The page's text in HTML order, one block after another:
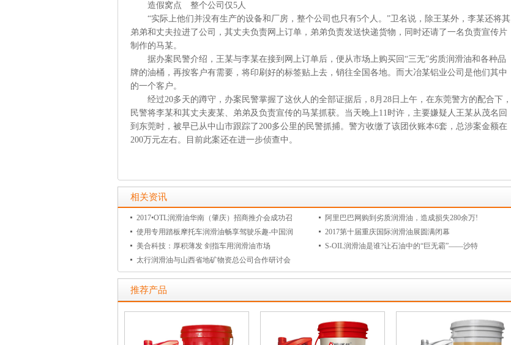
造假窝点 整个公司仅5人
“实际上他们并没有生产的设备和厂房，整个公司也只有5个人。”卫名说，除王某外，李某还将其
弟弟和丈夫拉进了公司，其丈夫负责网上订单，弟弟负责发送快递货物，同时还请了一名负责宣传片
制作的马某。
据办案民警介绍，王某与李某在接到网上订单后，便从市场上购买回“三无”劣质润滑油和各种品
牌的油桶，再按客户有需要，将印刷好的标签贴上去，销往全国各地。而大冶某铝业公司是他们其中
的一个客户。
经过20多天的蹲守，办案民警掌握了这伙人的全部证据后，8月28日上午，在东莞警方的配合下，
民警将李某和其丈夫麦某、弟弟及负责宣传的马某抓获。当天晚上11时许，主要嫌疑人王某从茂名回
到东莞时，被早已从中山市跟踪了200多公里的民警抓捕。警方收缴了该团伙账本6套，总涉案金额在
200万元左右。目前此案还在进一步侦查中。
相关资讯
2017•OTL润滑油华南（肇庆）招商推介会成功召
阿里巴巴网购到劣质润滑油，造成损失280余万!
使用专用踏板摩托车润滑油畅享驾驶乐趣-中国润
2017第十届重庆国际润滑油展圆满闭幕
美合科技：厚积薄发 剑指车用润滑油市场
S-OIL润滑油是谁?让石油中的“巨无霸”——沙特
太行润滑油与山西省地矿物资总公司合作研讨会
推荐产品